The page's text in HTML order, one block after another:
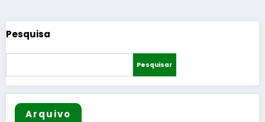
Pesquisa
Pesquisar
Arquivo